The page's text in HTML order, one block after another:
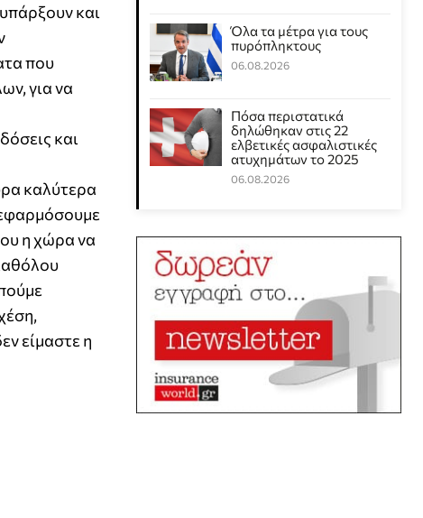
και
που
για να
και
καλύτερα
η χώρα να
είμαστε η
Όλα τα μέτρα για τους
πυρόπληκτους
06.08.2026
Πόσα περιστατικά
δηλώθηκαν στις 22
ελβετικές ασφαλιστικές
ατυχημάτων το 2025
06.08.2026